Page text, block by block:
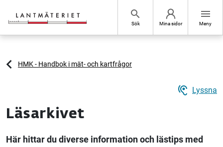
search
Sök Mina sidor
menu
Meny
HMK - Handbok i mät- och kartfrågor
hearing Lyssna
Läsarkivet
Här hittar du diverse information och lästips med